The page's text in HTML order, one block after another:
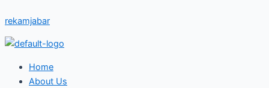
to
content
rekamjabar
Home
About Us
Sunda:
dan
Kekayaan
Tradisi